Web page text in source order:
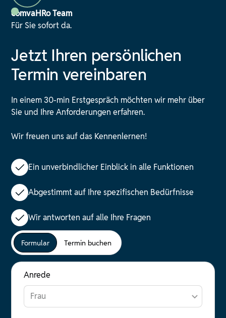
comvaHRo Team
Für Sie sofort da.
Jetzt Ihren persönlichen
Termin vereinbaren
In einem 30-min Erstgespräch möchten wir mehr über
Sie und Ihre Anforderungen erfahren.
Wir freuen uns auf das Kennenlernen!
Ein unverbindlicher Einblick in alle Funktionen
Abgestimmt auf Ihre spezifischen Bedürfnisse
Wir antworten auf alle Ihre Fragen
Formular Termin buchen
Anrede